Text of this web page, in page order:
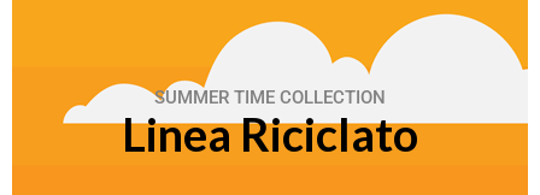
SUMMER TIME COLLECTION
Linea Riciclato